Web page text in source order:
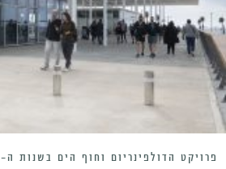
פרויקט הדולפינריום וחוף הים בשנות ה-90